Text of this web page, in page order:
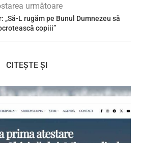
următoare
L rugăm pe Bunul Dumnezeu să
copiii”
CITEȘTE ȘI